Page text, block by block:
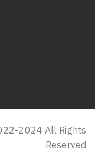
2024 All Rights
Reserved